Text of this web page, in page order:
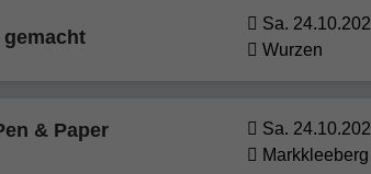
Sa.
Wurzen
& Paper
Sa.
Markkleeberg